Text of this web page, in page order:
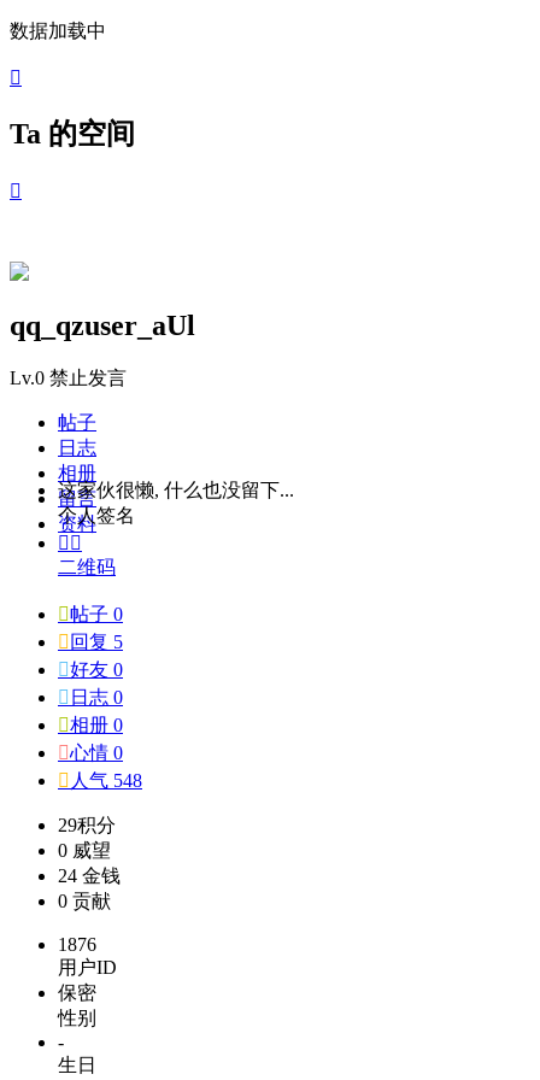
数据加载中

Ta 的空间

qq_qzuser_aUl
Lv.0 禁止发言
帖子
日志
相册
留言
资料
这家伙很懒, 什么也没留下...
个人签名
 
二维码
帖子 0
 回复 5
好友 0
 日志 0
相册 0
心情 0
 人气 548
29积分
0 威望
24 金钱
0 贡献
1876
用户ID
保密
性别
-
生日